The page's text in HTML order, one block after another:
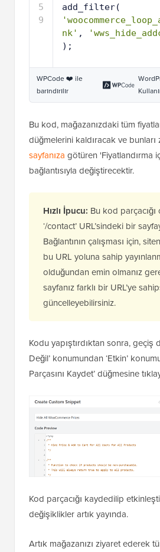
5
9
nk' ,
);
WPCode ❤️ ile
barındırılır
Bu kod, mağazanızdaki tüm
düğmelerini kaldıracak ve bunları
sayfanıza götüren 'Fiyatlandırma
bağlantısıyla değiştirecektir.
Hızlı İpucu: Bu kod
‘/contact’ URL’sindeki bir
Bağlantının çalışması için,
bu URL yoluna sahip
olduğundan emin olmanız
sayfanız farklı bir URL’ye
güncelleyebilirsiniz.
Kodu yapıştırdıktan sonra, geçiş
Değil’ konumundan ‘Etkin’
Parçasını Kaydet’ düğmesine
Kod parçacığı kaydedilip
değişiklikler artık yayında.
Artık mağazanızı ziyaret ederek